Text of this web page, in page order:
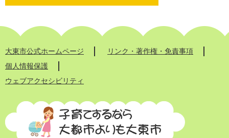
大東市公式ホームページ
リンク・著作権・免責事項
個人情報保護
ウェブアクセシビリティ